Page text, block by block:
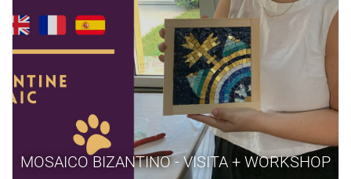
MOSAICO BIZANTINO - VISITA + WORKSHOP